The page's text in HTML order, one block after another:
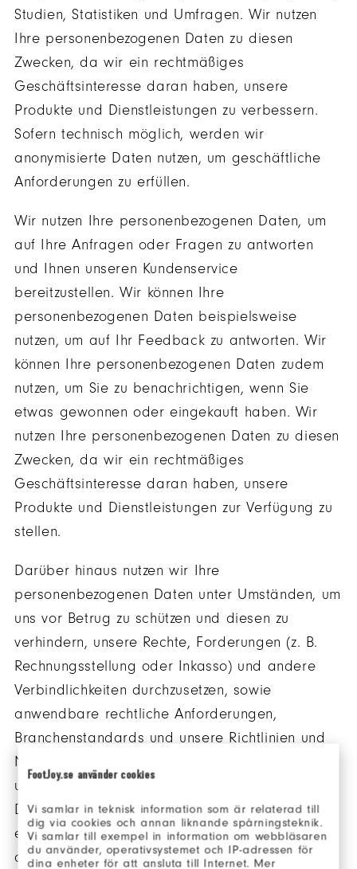
FootJoy.se använder cookies
Vi samlar in teknisk information som är relaterad till
dig via cookies och annan liknande spårningsteknik.
Vi samlar till exempel in information om webbläsaren
du använder, operativsystemet och IP-adressen för
dina enheter för att ansluta till Internet. Mer
Studien, Statistiken und Umfragen. Wir nutzen
Ihre personenbezogenen Daten zu diesen
Zwecken, da wir ein rechtmäßiges
Geschäftsinteresse daran haben, unsere
Produkte und Dienstleistungen zu verbessern.
Sofern technisch möglich, werden wir
anonymisierte Daten nutzen, um geschäftliche
Anforderungen zu erfüllen.
Wir nutzen Ihre personenbezogenen Daten, um
auf Ihre Anfragen oder Fragen zu antworten
und Ihnen unseren Kundenservice
bereitzustellen. Wir können Ihre
personenbezogenen Daten beispielsweise
nutzen, um auf Ihr Feedback zu antworten. Wir
können Ihre personenbezogenen Daten zudem
nutzen, um Sie zu benachrichtigen, wenn Sie
etwas gewonnen oder eingekauft haben. Wir
nutzen Ihre personenbezogenen Daten zu diesen
Zwecken, da wir ein rechtmäßiges
Geschäftsinteresse daran haben, unsere
Produkte und Dienstleistungen zur Verfügung zu
stellen.
Darüber hinaus nutzen wir Ihre
personenbezogenen Daten unter Umständen, um
uns vor Betrug zu schützen und diesen zu
verhindern, unsere Rechte, Forderungen (z. B.
Rechnungsstellung oder Inkasso) und andere
Verbindlichkeiten durchzusetzen, sowie
anwendbare rechtliche Anforderungen,
Branchenstandards und unsere Richtlinien und
Nutzungsbedingungen einzuhalten oder
umzusetzen. Wir nutzen Ihre personenbezogenen
Daten zu diesen Zwecken, wenn dies
erforderlich ist, um unsere Rechte zu schützen,
auszuüben oder zu verteidigen, oder wenn wir